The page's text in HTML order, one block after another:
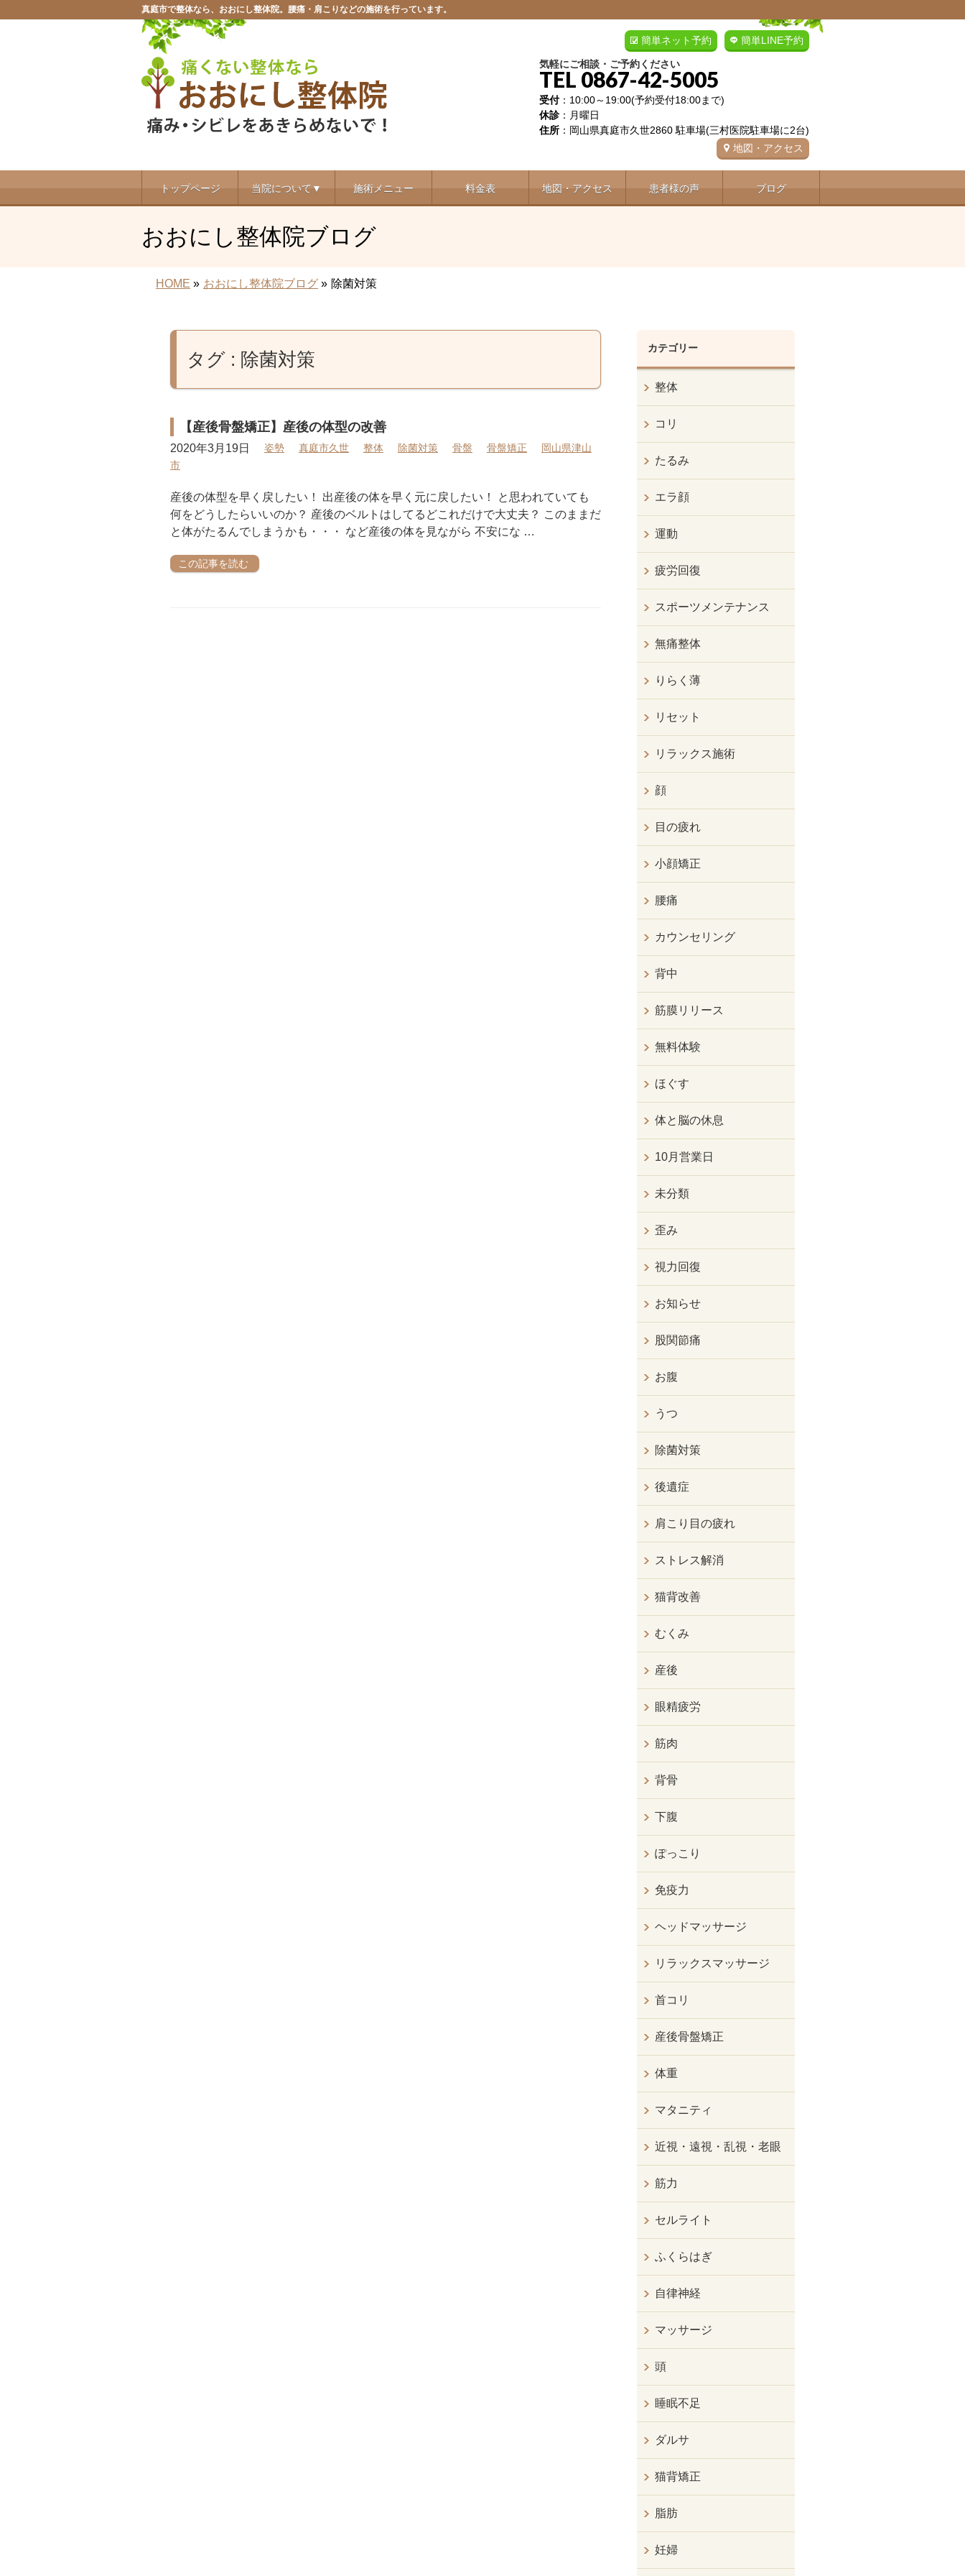
真庭市で整体なら、おおにし整体院。腰痛・肩こりなどの施術を行っています。
簡単LINE予約
簡単ネット予約
気軽にご相談・ご予約ください
TEL 0867-42-5005
受付：10:00～19:00(予約受付18:00まで)
休診：月曜日
住所 ：岡山県真庭市久世2860 駐車場(三村医院駐車場に2台)
地図・アクセス
トップページ 当院について▼ 施術メニュー 料金表 地図・アクセス 患者様の声 ブログ
おおにし整体院ブログ
HOME » おおにし整体院ブログ » 除菌対策
タグ : 除菌対策
【産後骨盤矯正】産後の体型の改善
2020年3月19日 姿勢 真庭市久世 整体 除菌対策 骨盤 骨盤矯正
岡山県津山
市
産後の体型を早く戻したい！ 出産後の体を早く元に戻したい！ と思われていても
何をどうしたらいいのか？ 産後のベルトはしてるどこれだけで大丈夫？ このままだ
と体がたるんでしまうかも・・・ など産後の体を見ながら 不安にな …
この記事を読む
カテゴリー
整体
コリ
たるみ
エラ顔
運動
疲労回復
スポーツメンテナンス
無痛整体
りらく薄
リセット
リラックス施術
顔
目の疲れ
小顔矯正
腰痛
カウンセリング
背中
筋膜リリース
無料体験
ほぐす
体と脳の休息
10月営業日
未分類
歪み
視力回復
お知らせ
股関節痛
お腹
うつ
除菌対策
後遺症
肩こり目の疲れ
ストレス解消
猫背改善
むくみ
産後
眼精疲労
筋肉
背骨
下腹
ぽっこり
免疫力
ヘッドマッサージ
リラックスマッサージ
首コリ
産後骨盤矯正
体重
マタニティ
近視・遠視・乱視・老眼
筋力
セルライト
ふくらはぎ
自律神経
マッサージ
頭
睡眠不足
ダルサ
猫背矯正
脂肪
妊婦